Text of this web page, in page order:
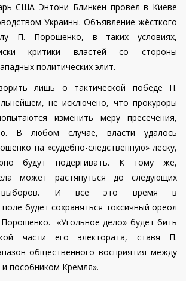
США Энтони Блинкен провел в Киеве
Украины. Объявление жёсткого
П. Порошенко, в таких условиях,
критики властей со стороны
политических элит.
лишь о тактической победе П.
не исключено, что прокуроры
изменить меру пресечения,
В любом случае, власти удалось
на «судебно-следственную» леску,
будут подёргивать. К тому же,
может растянуться до следующих
выборов. И все это время в
будет сохраняться токсичный ореол
«Угольное дело» будет бить
части его электората, ставя П.
общественного восприятия между
пособником Кремля».